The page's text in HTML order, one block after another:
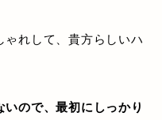
ゃれして、貴方らしいハ
ので、最初にしっかり